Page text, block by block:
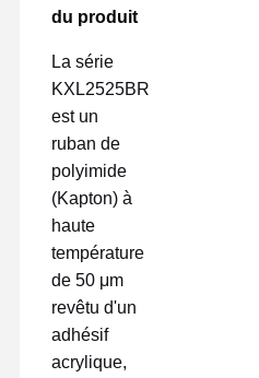
du produit
La série
KXL2525BR
est un
ruban de
polyimide
(Kapton) à
haute
température
de 50 μm
revêtu d'un
adhésif
acrylique,